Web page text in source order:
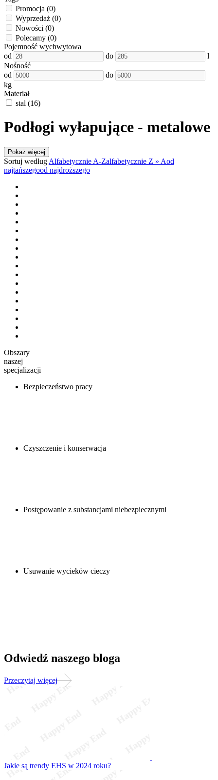
Promocja (0)
Wyprzedaż (0)
Nowości (0)
Polecamy (0)
Pojemność wychwytowa
od
do
l
Nośność
od
do
kg
Materiał
stal (16)
Podłogi wyłapujące - metalowe
Pokaż więcej
Sortuj według Alfabetycznie A-Zalfabetycznie Z » Aod
najtańszegood najdroższego
Obszary
naszej
specjalizacji
Bezpieczeństwo pracy
Czyszczenie i konserwacja
Postępowanie z substancjami niebezpiecznymi
Usuwanie wycieków cieczy
Odwiedź naszego bloga
Przeczytaj więcej
Jakie są trendy EHS w 2024 roku?